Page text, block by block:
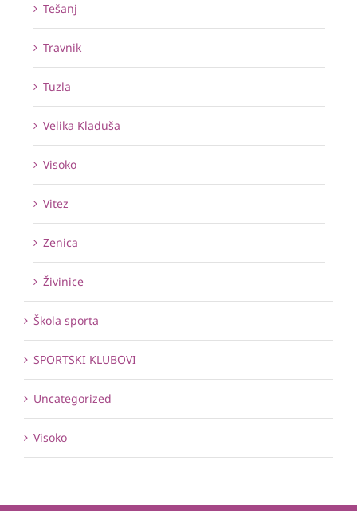
Tešanj
Travnik
Tuzla
Velika Kladuša
Visoko
Vitez
Zenica
Živinice
Škola sporta
SPORTSKI KLUBOVI
Uncategorized
Visoko